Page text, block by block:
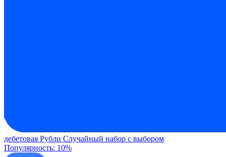
дебетовая Рубли Случайный набор с выбором
Популярность: 10%